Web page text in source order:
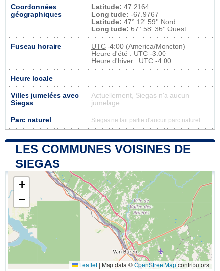
Coordonnées
géographiques
Latitude: 47.2164
Longitude: -67.9767
Latitude: 47° 12' 59'' Nord
Longitude: 67° 58' 36'' Ouest
Fuseau horaire UTC -4:00 (America/Moncton)
Heure d'été : UTC -3:00
Heure d'hiver : UTC -4:00
Heure locale
Villes jumelées avec
Siegas
Actuellement, Siegas n'a aucun
jumelage
Parc naturel Siegas ne fait partie d'aucun parc naturel
LES COMMUNES VOISINES DE
SIEGAS
+
−
Leaflet | Map data ©OpenStreetMapcontributors